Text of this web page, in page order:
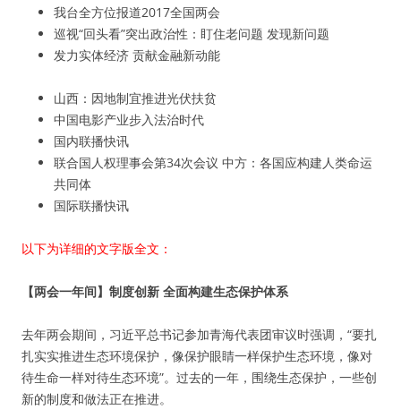
我台全方位报道2017全国两会
巡视“回头看”突出政治性：盯住老问题 发现新问题
发力实体经济 贡献金融新动能
山西：因地制宜推进光伏扶贫
中国电影产业步入法治时代
国内联播快讯
联合国人权理事会第34次会议 中方：各国应构建人类命运
共同体
国际联播快讯
以下为详细的文字版全文：
【两会一年间】制度创新 全面构建生态保护体系
去年两会期间，习近平总书记参加青海代表团审议时强调，“要扎
扎实实推进生态环境保护，像保护眼睛一样保护生态环境，像对
待生命一样对待生态环境”。过去的一年，围绕生态保护，一些创
新的制度和做法正在推进。